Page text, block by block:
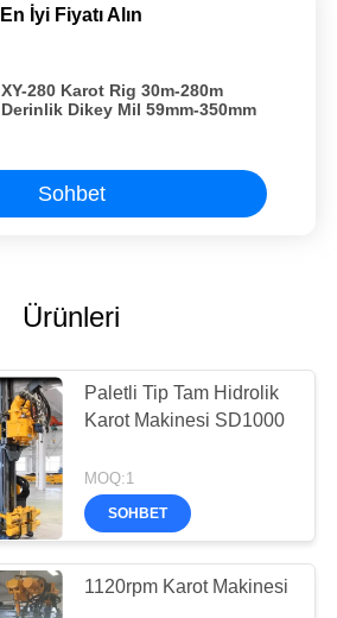
En İyi Fiyatı Alın
XY-280 Karot Rig 30m-280m
Derinlik Dikey Mil 59mm-350mm
Sohbet
Ürünleri
Paletli Tip Tam Hidrolik
Karot Makinesi SD1000
MOQ:1
SOHBET
1120rpm Karot Makinesi